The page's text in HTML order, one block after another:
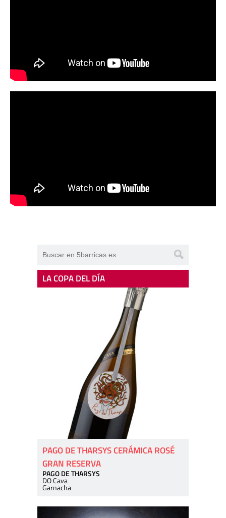
LA COPA DEL DÍA
PAGO DE THARSYS CERÁMICA ROSÉ
GRAN RESERVA
PAGO DE THARSYS
DO Cava
Garnacha